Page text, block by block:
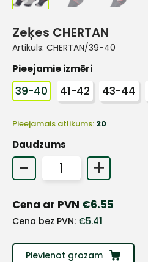
Zeķes CHERTAN
Artikuls: CHERTAN/39-40
Pieejamie izmēri
39-40 41-42 43-44
Pieejamais atlikums: 20
Daudzums
- +
Cena ar PVN €6.55
Cena bez PVN: €5.41
Pievienot grozam
+